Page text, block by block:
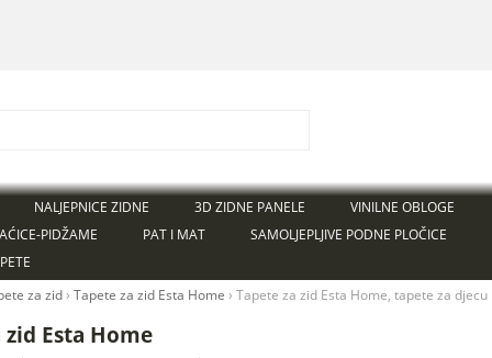
zid Esta Home
NALJEPNICE ZIDNE 3D ZIDNE PANELE VINILNE OBLOGE
PIDŽAME
PAT I MAT SAMOLJEPLJIVE PODNE PLOČICE
za zid ›Tapete za zid Esta Home ›Tapete za zid Esta Home, tapete za djecu